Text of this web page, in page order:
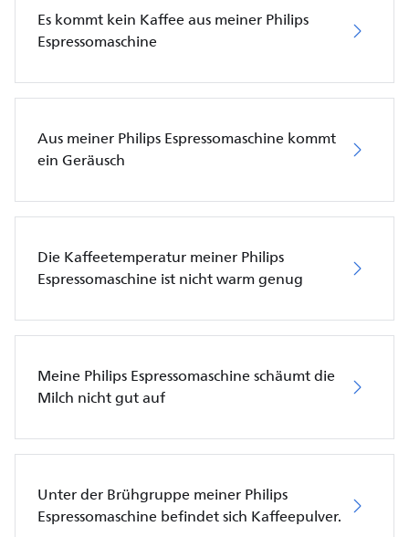
Es kommt kein Kaffee aus meiner Philips
Espressomaschine
Aus meiner Philips Espressomaschine kommt
ein Geräusch
Die Kaffeetemperatur meiner Philips
Espressomaschine ist nicht warm genug
Meine Philips Espressomaschine schäumt die
Milch nicht gut auf
Unter der Brühgruppe meiner Philips
Espressomaschine befindet sich Kaffeepulver.